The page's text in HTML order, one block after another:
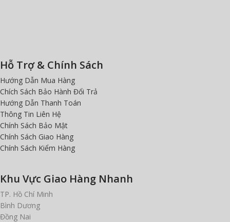
Hỗ Trợ & Chính Sách
Hướng Dẫn Mua Hàng
Chích Sách Bảo Hành Đổi Trả
Hướng Dẫn Thanh Toán
Thông Tin Liên Hệ
Chính Sách Bảo Mật
Chính Sách Giao Hàng
Chính Sách Kiểm Hàng
Khu Vực Giao Hàng Nhanh
TP. Hồ Chí Minh
Bình Dương
Đồng Nai